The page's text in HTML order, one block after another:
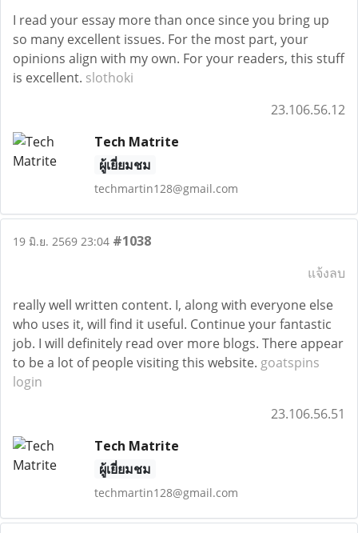
I read your essay more than once since you bring up
so many excellent issues. For the most part, your
opinions align with my own. For your readers, this stuff
is excellent. slothoki
23.106.56.12
Tech Matrite
ผู้เยี่ยมชม
techmartin128@gmail.com
19 มิ.ย. 2569 23:04 #1038
แจ้งลบ
really well written content. I, along with everyone else
who uses it, will find it useful. Continue your fantastic
job. I will definitely read over more blogs. There appear
to be a lot of people visiting this website. goatspins
login
23.106.56.51
Tech Matrite
ผู้เยี่ยมชม
techmartin128@gmail.com